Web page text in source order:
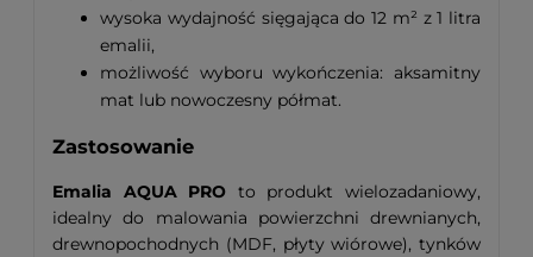
wysoka wydajność sięgająca do 12 m² z 1 litra
emalii,
możliwość wyboru wykończenia: aksamitny
mat lub nowoczesny półmat.
Zastosowanie
Emalia AQUA PRO to produkt wielozadaniowy,
idealny do malowania powierzchni drewnianych,
drewnopochodnych (MDF, płyty wiórowe), tynków